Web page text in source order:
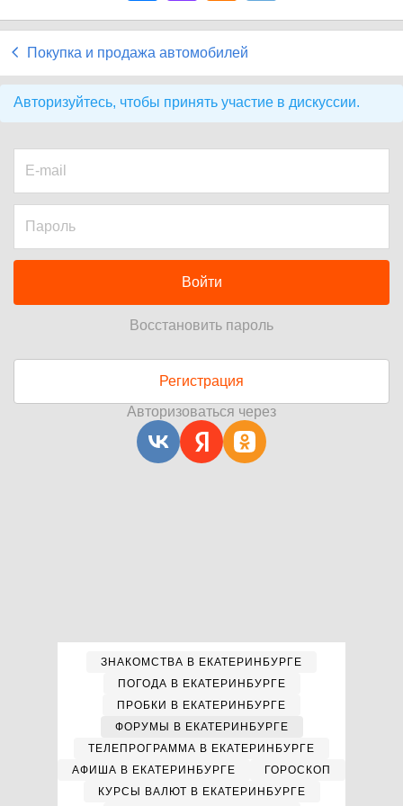
Покупка и продажа автомобилей
Авторизуйтесь, чтобы принять участие в дискуссии.
Войти
Восстановить пароль
Регистрация
Авторизоваться через
ЗНАКОМСТВА В ЕКАТЕРИНБУРГЕ
ПОГОДА В ЕКАТЕРИНБУРГЕ
ПРОБКИ В ЕКАТЕРИНБУРГЕ
ФОРУМЫ В ЕКАТЕРИНБУРГЕ
ТЕЛЕПРОГРАММА В ЕКАТЕРИНБУРГЕ
АФИША В ЕКАТЕРИНБУРГЕ
ГОРОСКОП
КУРСЫ ВАЛЮТ В ЕКАТЕРИНБУРГЕ